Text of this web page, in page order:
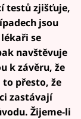
testů zjišťuje,
jsou
se
navštěvuje
k závěru, že
přesto, že
zastávají
Žijeme-li